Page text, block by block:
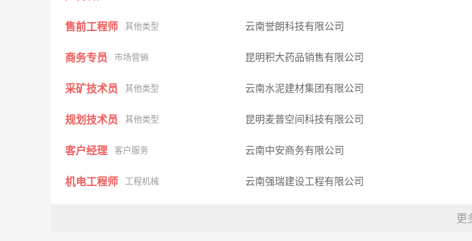
售前工程师 其他类型 云南誉朗科技有限公司
商务专员 市场营销 昆明积大药品销售有限公司
采矿技术员 其他类型 云南水泥建材集团有限公司
规划技术员 其他类型 昆明麦普空间科技有限公司
客户经理 客户服务 云南中安商务有限公司
机电工程师 工程机械 云南强瑞建设工程有限公司
更